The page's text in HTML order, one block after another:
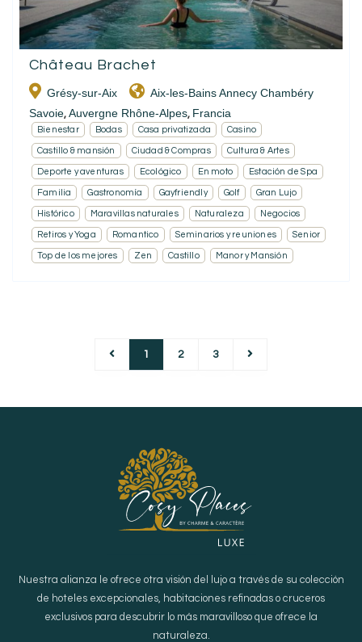
Château Brachet
Grésy-sur-Aix
Aix-les-Bains Annecy Chambéry
Savoie, Auvergne Rhône-Alpes, Francia
Bienestar Bodas Casa privatizada Casino
Castillo & mansión Ciudad & Compras Cultura & Artes
Deporte y aventuras Ecológico En moto Estación de Spa
Familia Gastronomía Gayfriendly Golf Gran Lujo
Histórico Maravillas naturales Naturaleza Negocios
Retiros y Yoga Romantico Seminarios y reuniones Senior
Top de los mejores Zen Castillo Manor y Mansión
1 2 3
Nuestra alianza le ofrece otra visión del lujo a través de su colección
de hoteles excepcionales, habitaciones refinadas o cruceros
exclusivos para descubrir lo más maravilloso que ofrece la
naturaleza.